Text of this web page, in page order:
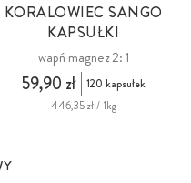
KORALOWIEC SANGO
KAPSUŁKI
wapń magnez 2: 1
59,90 zł
120 kapsułek
446,35 zł / 1kg